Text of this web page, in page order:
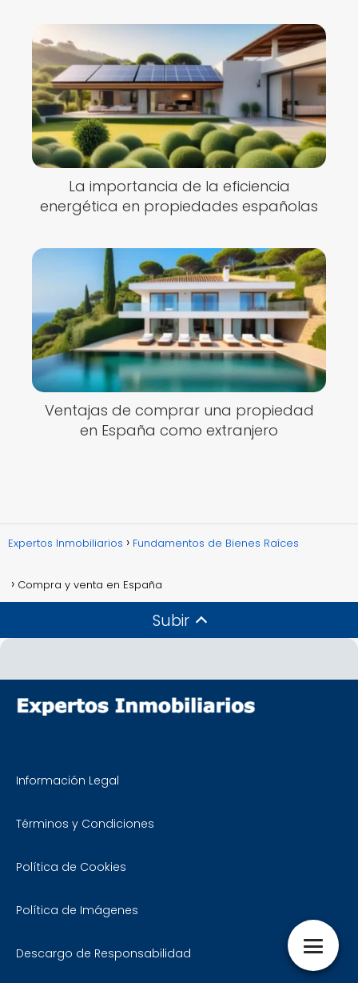
La importancia de la eficiencia
energética en propiedades españolas
Ventajas de comprar una propiedad
en España como extranjero
Expertos Inmobiliarios Fundamentos de Bienes Raíces
Compra y venta en España
Subir
Información Legal
Términos y Condiciones
Política de Cookies
Política de Imágenes
Descargo de Responsabilidad